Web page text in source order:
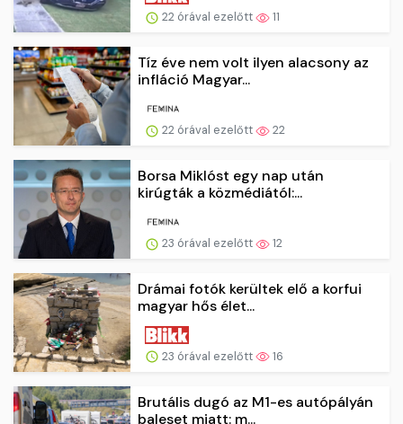
22 órával ezelőtt 11
Tíz éve nem volt ilyen alacsony az
infláció Magyar...
22 órával ezelőtt 22
Borsa Miklóst egy nap után
kirúgták a közmédiától:...
23 órával ezelőtt 12
Drámai fotók kerültek elő a korfui
magyar hős élet...
23 órával ezelőtt 16
Brutális dugó az M1-es autópályán
baleset miatt: m...